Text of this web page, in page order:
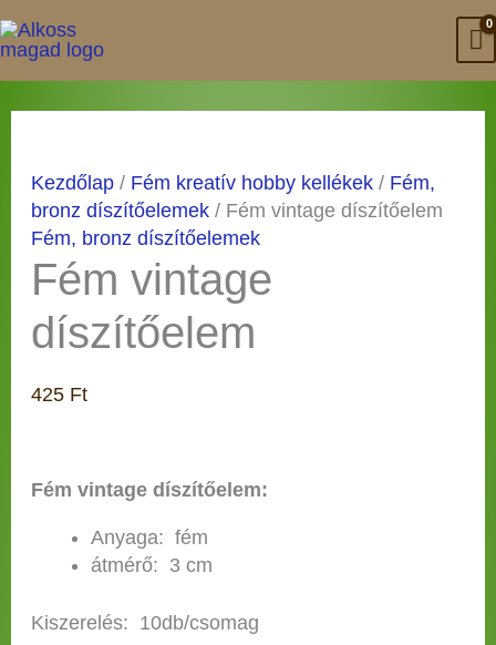
to
content
Kezdőlap/ Fém kreatív hobby kellékek/ Fém,
bronz díszítőelemek/ Fém vintage díszítőelem
Fém, bronz díszítőelemek
Fém vintage
díszítőelem
425 Ft
Fém vintage díszítőelem:
Anyaga: fém
átmérő: 3 cm
Kiszerelés: 10db/csomag